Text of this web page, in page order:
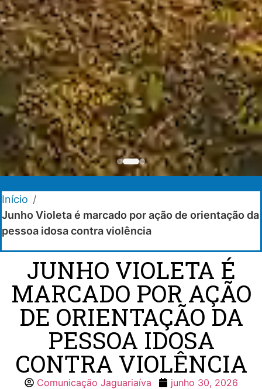
Início /
Junho Violeta é marcado por ação de orientação da
pessoa idosa contra violência
JUNHO VIOLETA É
MARCADO POR AÇÃO
DE ORIENTAÇÃO DA
PESSOA IDOSA
CONTRA VIOLÊNCIA
Comunicação Jaguariaíva
junho 30, 2026